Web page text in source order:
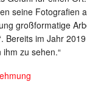
seine Fotografien
großformatige
Bereits im Jahr
zu sehen.“